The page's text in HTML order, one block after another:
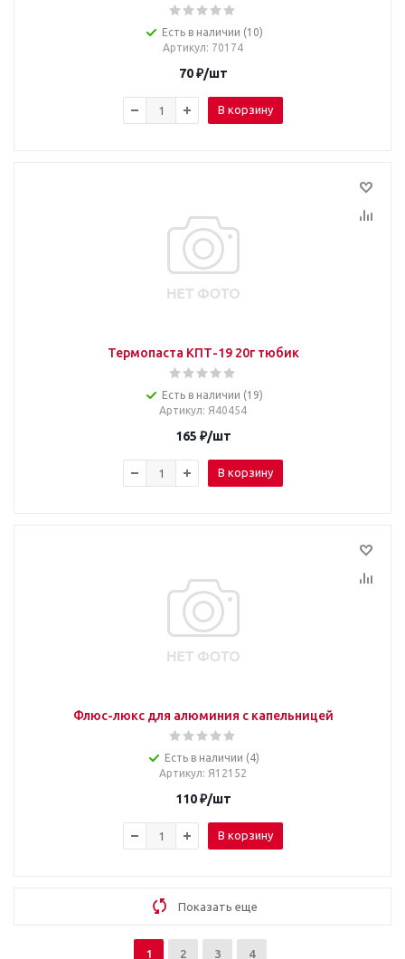
Есть в наличии (10)
Артикул: 70174
70₽/шт
В корзину
Термопаста КПТ-19 20г тюбик
Есть в наличии (19)
Артикул: Я40454
165 ₽/шт
В корзину
Флюс-люкс для алюминия с капельницей
Есть в наличии (4)
Артикул: Я12152
110₽/шт
В корзину
Показать еще
1 2 3 4